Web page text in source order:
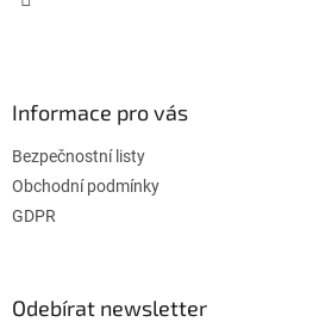
Informace pro vás
Bezpečnostní listy
Obchodní podmínky
GDPR
Odebírat newsletter